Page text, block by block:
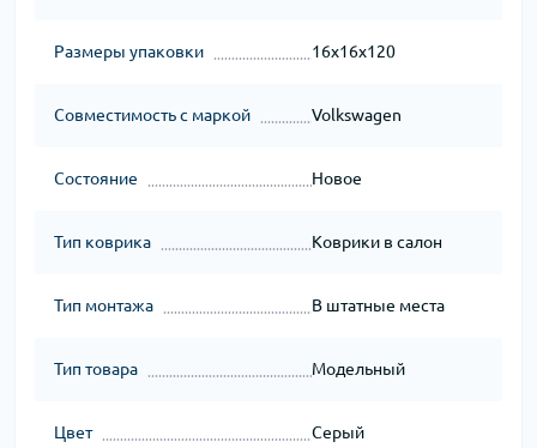
Размеры упаковки 16x16x120
Совместимость с маркой Volkswagen
Состояние Новое
Тип коврика Коврики в салон
Тип монтажа В штатные места
Тип товара Модельный
Цвет Серый